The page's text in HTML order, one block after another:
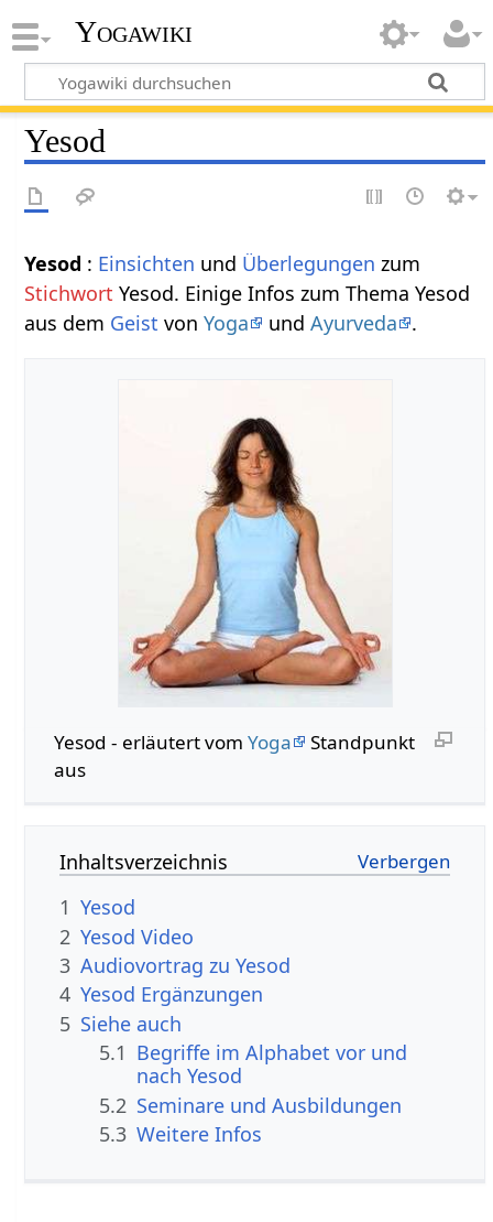
Yogawiki
Yesod
Yesod : Einsichten und Überlegungen zum
Stichwort Yesod. Einige Infos zum Thema Yesod
aus dem Geist vonYoga undAyurveda .
Yesod - erläutert vom Yoga
Standpunkt
aus
Inhaltsverzeichnis
1 Yesod
2 Yesod Video
3 Audiovortrag zu Yesod
4 Yesod Ergänzungen
5 Siehe auch
5.1 Begriffe im Alphabet vor und
nach Yesod
5.2 Seminare und Ausbildungen
5.3 Weitere Infos